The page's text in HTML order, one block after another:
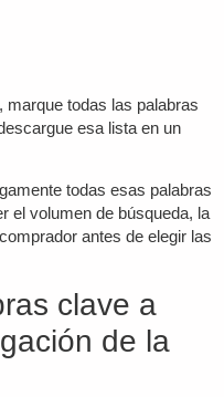
marque todas las palabras
esa lista en un
todas esas palabras
el volumen de búsqueda, la
antes de elegir las
clave a
de la